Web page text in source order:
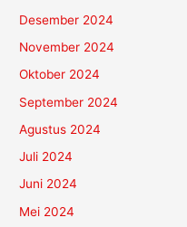
Desember 2024
November 2024
Oktober 2024
September 2024
Agustus 2024
Juli 2024
Juni 2024
Mei 2024